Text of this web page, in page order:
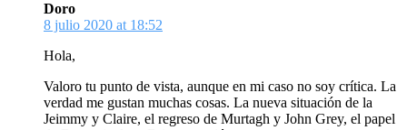
Doro
8 julio 2020 at 18:52
Hola,
Valoro tu punto de vista, aunque en mi caso no soy crítica. La
verdad me gustan muchas cosas. La nueva situación de la
Jeimmy y Claire, el regreso de Murtagh y John Grey, el papel